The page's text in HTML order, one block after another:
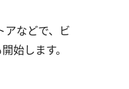
アなどで、ビ
始します。